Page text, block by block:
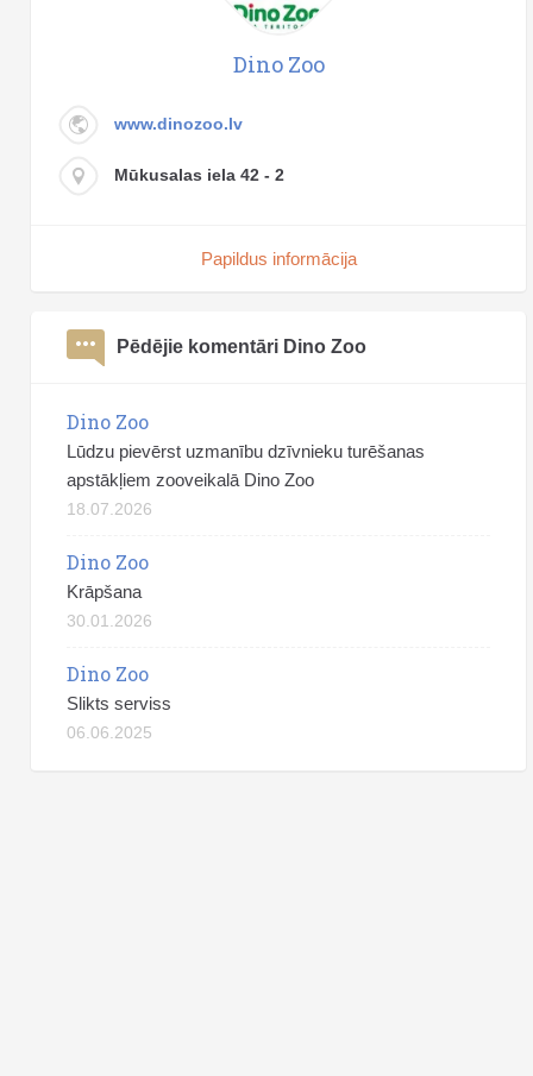
Dino Zoo
www.dinozoo.lv
Mūkusalas iela 42 - 2
Papildus informācija
Pēdējie komentāri Dino Zoo
Dino Zoo
Lūdzu pievērst uzmanību dzīvnieku turēšanas
apstākļiem zooveikalā Dino Zoo
18.07.2026
Dino Zoo
Krāpšana
30.01.2026
Dino Zoo
Slikts serviss
06.06.2025